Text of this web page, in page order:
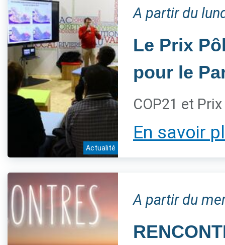
Actualité
A partir du
Le Prix
pour le
COP21 et
En savoir
A partir du